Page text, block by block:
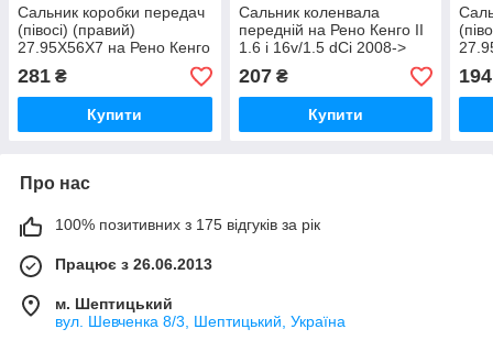
Сальник коробки передач
(півосі) (правий)
27.95X56X7 на Рено Кенго
RENAULT (Оригінал)
-8200068744
281 ₴
Купити
Сальник коленвала
передній на Рено Кенго II
1.6 i 16v/1.5 dCi 2008->
(35X47X7) - ELRING
(Німеччина) - 504483
207₴
Купити
194
Про нас
100% позитивних з 175 відгуків за рік
Працює з 26.06.2013
м. Шептицький
вул. Шевченка 8/3, Шептицький, Україна